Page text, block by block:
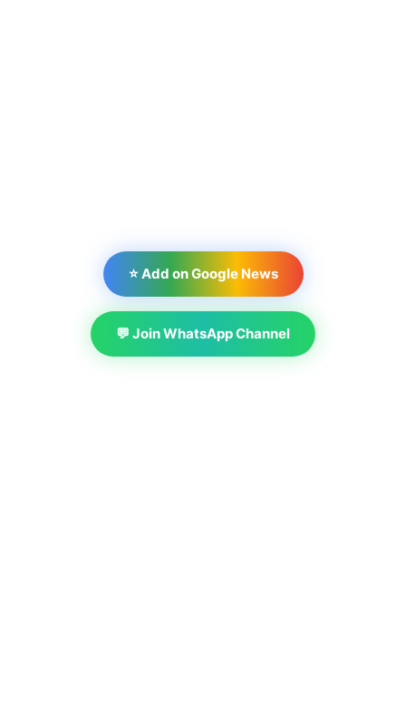
⭐ Add on Google News
💬 Join WhatsApp Channel